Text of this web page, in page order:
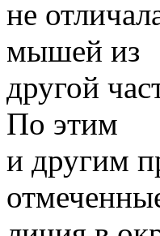
не
мышей из
другой
По этим
и другим